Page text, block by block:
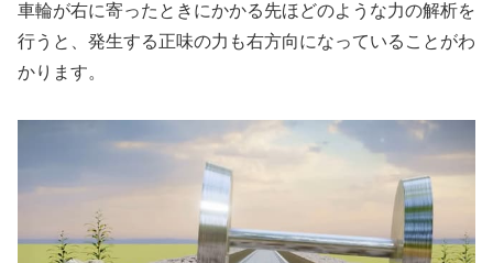
車輪が右に寄ったときにかかる先ほどのような力の解析を
行うと、発生する正味の力も右方向になっていることがわ
かります。